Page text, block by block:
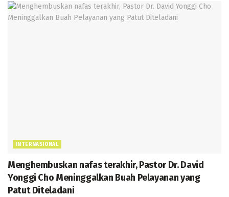
INTERNASIONAL
Menghembuskan nafas terakhir, Pastor Dr. David
Yonggi Cho Meninggalkan Buah Pelayanan yang
Patut Diteladani